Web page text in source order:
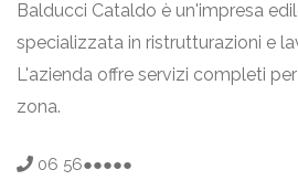
Balducci Cataldo è un'impresa
specializzata in ristrutturazioni e
L'azienda offre servizi completi
zona.
06 56●●●●●